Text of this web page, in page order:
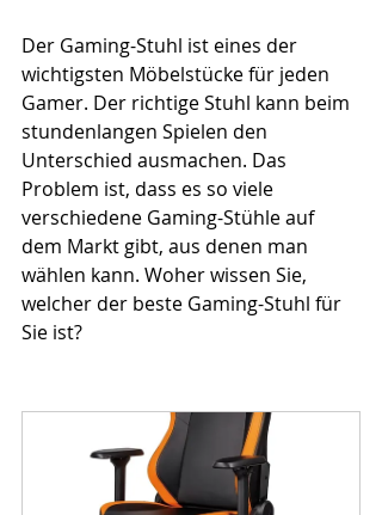
Der Gaming-Stuhl ist eines der
wichtigsten Möbelstücke für jeden
Gamer. Der richtige Stuhl kann beim
stundenlangen Spielen den
Unterschied ausmachen. Das
Problem ist, dass es so viele
verschiedene Gaming-Stühle auf
dem Markt gibt, aus denen man
wählen kann. Woher wissen Sie,
welcher der beste Gaming-Stuhl für
Sie ist?